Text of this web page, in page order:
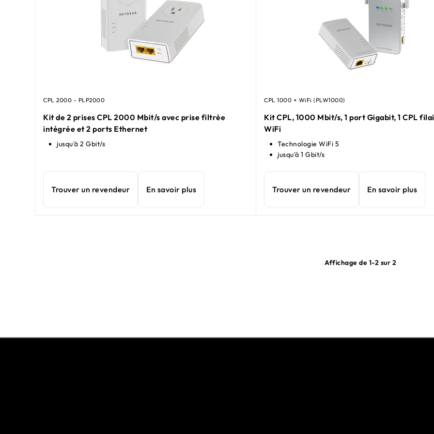
CPL 2000 - PLP2000
Kit de 2 prises CPL 2000 Mbit/s avec prise filtrée
intégrée et 2 ports Ethernet
jusqu'à 2 Gbit/s
Trouver un revendeur En savoir plus
CPL 1000 + WiFi (PLW1000)
Kit CPL, 1000 Mbit/s, 1 port Gigabit, 1 CPL
WiFi
Technologie WiFi 5
jusqu'à 1 Gbit/s
Trouver un revendeur En savoir plus
Affichage de 1-2 sur 2